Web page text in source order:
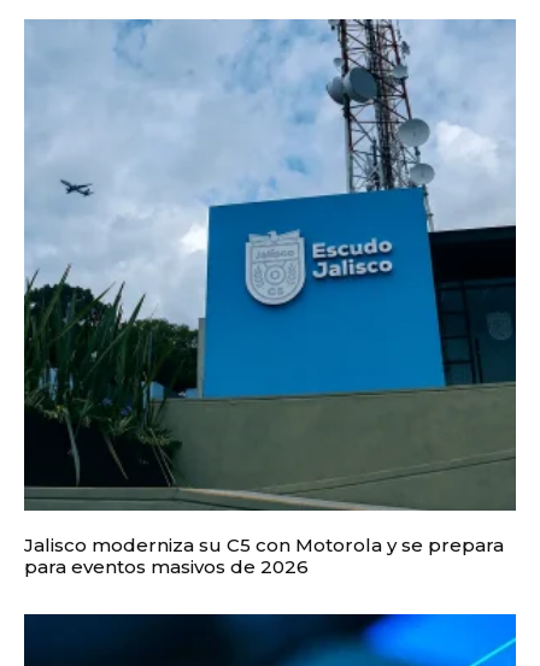
Jalisco moderniza su C5 con Motorola y se prepara
para eventos masivos de 2026